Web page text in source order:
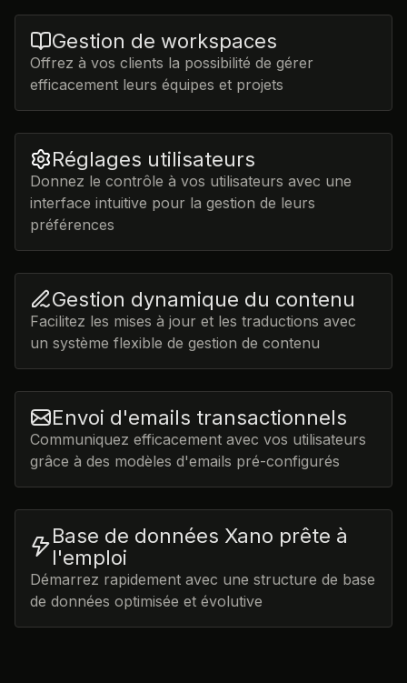
Gestion de workspaces
Offrez à vos clients la possibilité de gérer
efficacement leurs équipes et projets
Réglages utilisateurs
Donnez le contrôle à vos utilisateurs avec une
interface intuitive pour la gestion de leurs
préférences
Gestion dynamique du contenu
Facilitez les mises à jour et les traductions avec
un système flexible de gestion de contenu
Envoi d'emails transactionnels
Communiquez efficacement avec vos utilisateurs
grâce à des modèles d'emails pré-configurés
Base de données Xano prête à
l'emploi
Démarrez rapidement avec une structure de base
de données optimisée et évolutive